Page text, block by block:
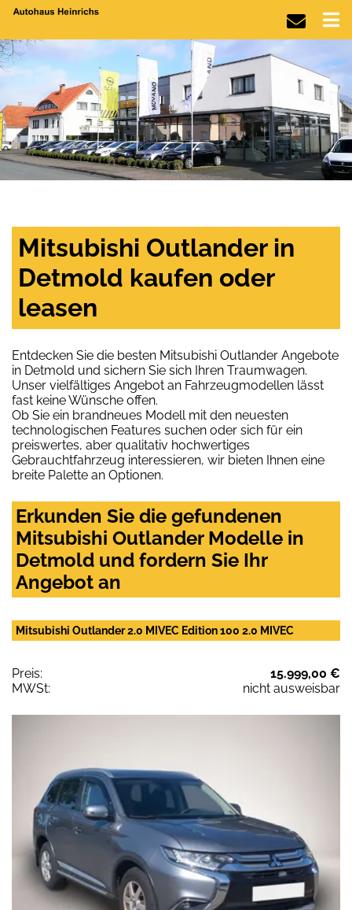
Mitsubishi Outlander in
Detmold kaufen oder
leasen
Entdecken Sie die besten Mitsubishi Outlander Angebote
in Detmold und sichern Sie sich Ihren Traumwagen.
Unser vielfältiges Angebot an Fahrzeugmodellen lässt
fast keine Wünsche offen.
Ob Sie ein brandneues Modell mit den neuesten
technologischen Features suchen oder sich für ein
preiswertes, aber qualitativ hochwertiges
Gebrauchtfahrzeug interessieren, wir bieten Ihnen eine
breite Palette an Optionen.
Erkunden Sie die gefundenen
Mitsubishi Outlander Modelle in
Detmold und fordern Sie Ihr
Angebot an
Mitsubishi Outlander 2.0 MIVEC Edition 100 2.0 MIVEC
Preis:
15.999,00 €
MWSt:
nicht ausweisbar